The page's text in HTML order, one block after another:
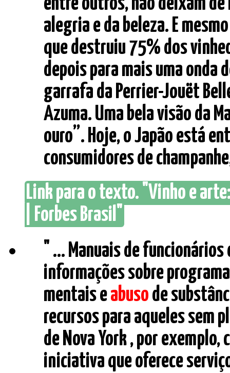
alegria e da beleza. E
que destruiu 75% dos
depois para mais uma onda
garrafa da Perrier-Jouët
Azuma. Uma bela visão da
ouro”. Hoje, o Japão está
consumidores de
Link para o texto. "Vinho e
| Forbes Brasil"
" ... Manuais de
informações sobre
mentais eabusode
recursos para aqueles sem
de Nova York , por exemplo,
iniciativa que oferece